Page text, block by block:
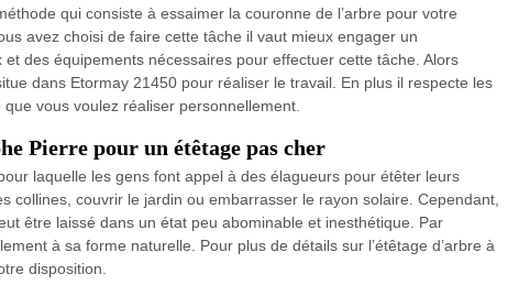
qui consiste à essaimer la couronne de l’arbre pour votre
avez choisi de faire cette tâche il vaut mieux engager un
des équipements nécessaires pour effectuer cette tâche. Alors
dans Etormay 21450 pour réaliser le travail. En plus il respecte les
vous voulez réaliser personnellement.
Pierre pour un étêtage pas cher
laquelle les gens font appel à des élagueurs pour étêter leurs
collines, couvrir le jardin ou embarrasser le rayon solaire. Cependant,
être laissé dans un état peu abominable et inesthétique. Par
à sa forme naturelle. Pour plus de détails sur l’étêtage d’arbre à
disposition.